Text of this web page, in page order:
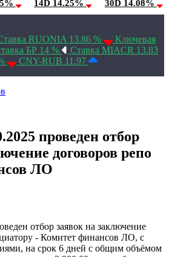
14D 14.25% 30D 14.08%
RUONIA 13.86 %
Ключевая
БР 14 %
Ставка MIACR 13.83
CNY-RUB 11.97
проведен отбор
договоров репо
ЛО
отбор заявок на заключение
- Комитет финансов ЛО, с
на срок 6 дней с общим объёмом